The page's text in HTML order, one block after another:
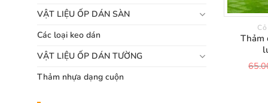
VẬT LIỆU ỐP DÁN SÀN
Các loại keo dán
VẬT LIỆU ỐP DÁN TƯỜNG
Thảm nhựa dạng cuộn
Thảm